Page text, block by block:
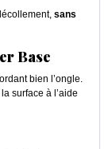
sans
Base
bien l’ongle.
surface à l’aide